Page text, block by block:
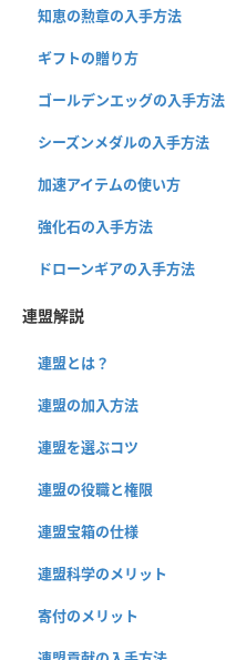
知恵の勲章の入手方法
ギフトの贈り方
ゴールデンエッグの入手方法
シーズンメダルの入手方法
加速アイテムの使い方
強化石の入手方法
ドローンギアの入手方法
連盟解説
連盟とは？
連盟の加入方法
連盟を選ぶコツ
連盟の役職と権限
連盟宝箱の仕様
連盟科学のメリット
寄付のメリット